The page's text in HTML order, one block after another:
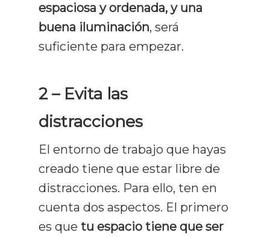
espaciosa y ordenada, y una
buena iluminación, será
suficiente para empezar.
2 – Evita las
distracciones
El entorno de trabajo que hayas
creado tiene que estar libre de
distracciones. Para ello, ten en
cuenta dos aspectos. El primero
es que tu espacio tiene que ser